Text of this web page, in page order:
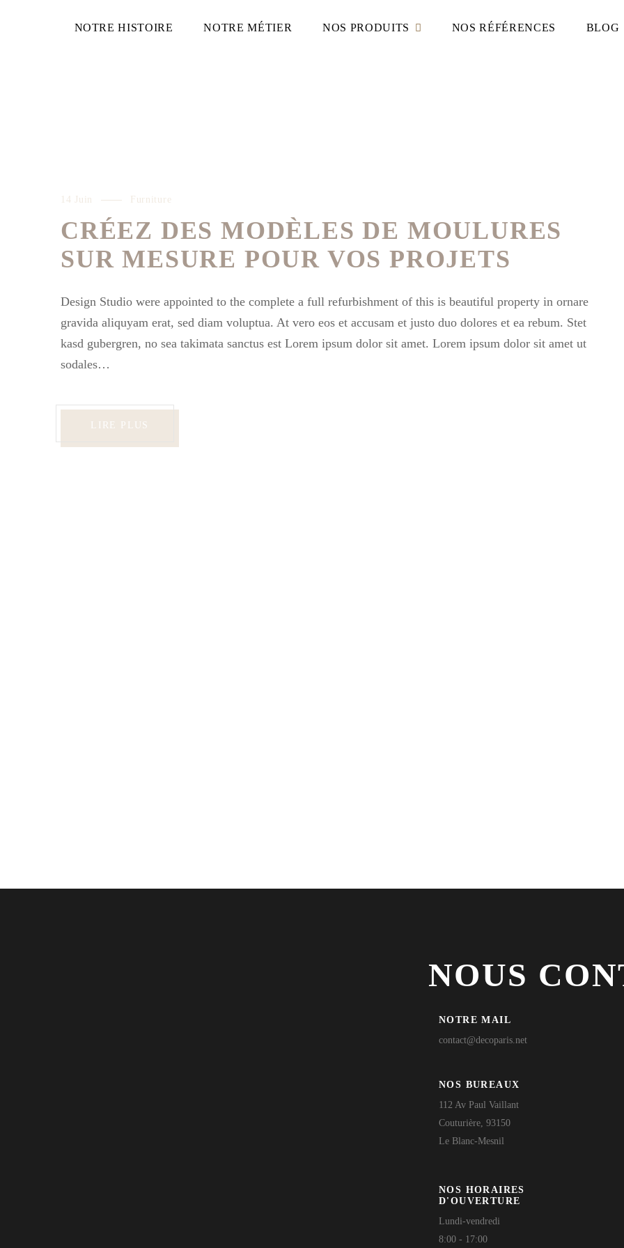
NOTRE HISTOIRE NOTRE MÉTIER NOS PRODUITS NOS RÉFÉRENCES BLOG
14 Juin Furniture
CRÉEZ DES MODÈLES DE MOULURES
SUR MESURE POUR VOS PROJETS
Design Studio were appointed to the complete a full refurbishment of this is beautiful property in ornare
gravida aliquyam erat, sed diam voluptua. At vero eos et accusam et justo duo dolores et ea rebum. Stet
kasd gubergren, no sea takimata sanctus est Lorem ipsum dolor sit amet. Lorem ipsum dolor sit amet ut
sodales…
LIRE PLUS
NOUS
NOTRE MAIL
contact@decoparis.net
NOS BUREAUX
112 Av Paul Vaillant
Couturière, 93150
Le Blanc-Mesnil
NOS HORAIRES
D'OUVERTURE
Lundi-vendredi
8:00 - 17:00